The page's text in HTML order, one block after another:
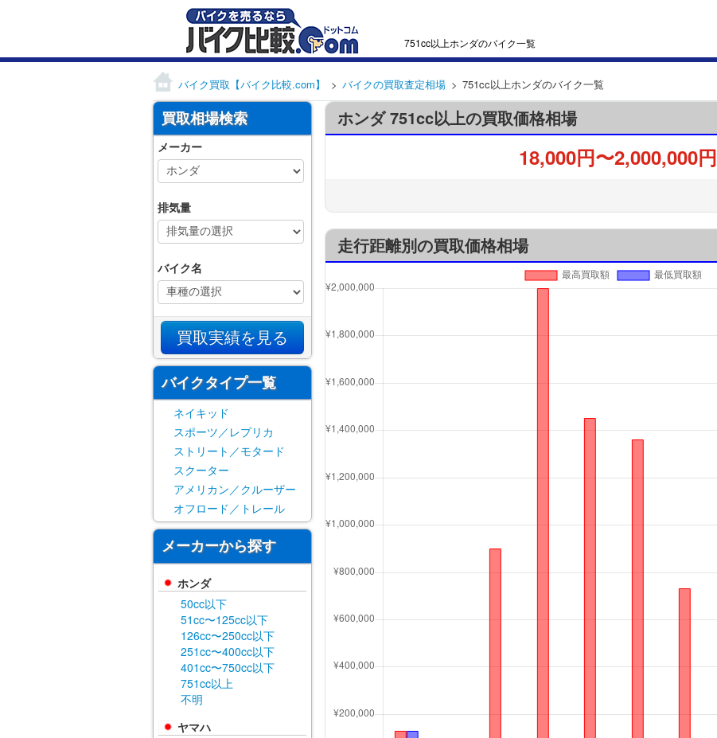
751cc以上ホンダのバイク一覧
バイク買取【バイク比較.com】 バイクの買取査定相場 751cc以上ホンダのバイク一覧
ホンダ 751cc以上の買取価格相場
18,000円〜2,000,000円
走行距離別の買取価格相場
買取相場検索
メーカー
排気量
バイク名
バイクタイプ一覧
ネイキッド
スポーツ／レプリカ
ストリート／モタード
スクーター
アメリカン／クルーザー
オフロード／トレール
メーカーから探す
ホンダ
50cc以下
51cc〜125cc以下
126cc〜250cc以下
251cc〜400cc以下
401cc〜750cc以下
751cc以上
不明
ヤマハ